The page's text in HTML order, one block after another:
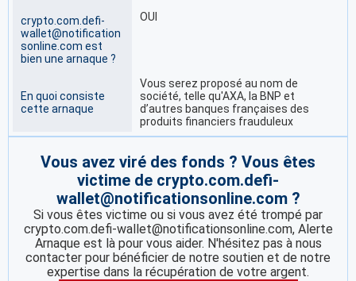
crypto.com.defi-
wallet@notification
sonline.com est
bien une arnaque ?
OUI
En quoi consiste
cette arnaque
Vous serez proposé au nom de
société, telle qu'AXA, la BNP et
d’autres banques françaises des
produits financiers frauduleux
Vous avez viré des fonds ? Vous êtes
victime de crypto.com.defi-
wallet@notificationsonline.com ?
Si vous êtes victime ou si vous avez été trompé par
crypto.com.defi-wallet@notificationsonline.com, Alerte
Arnaque est là pour vous aider. N'hésitez pas à nous
contacter pour bénéficier de notre soutien et de notre
expertise dans la récupération de votre argent.